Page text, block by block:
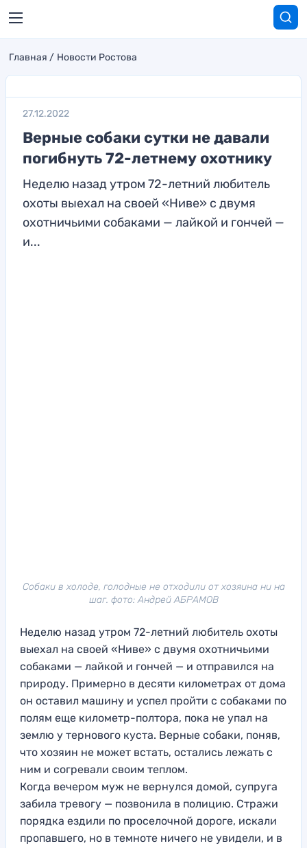
Главная Новости Ростова
27.12.2022
Верные собаки сутки не давали
погибнуть 72-летнему охотнику
Неделю назад утром 72-летний любитель
охоты выехал на своей «Ниве» с двумя
охотничьими собаками — лайкой и гончей —
и...
Собаки в холоде, голодные не отходили от хозяина ни на
шаг. фото: Андрей АБРАМОВ
Неделю назад утром 72-летний любитель охоты
выехал на своей «Ниве» с двумя охотничьими
собаками — лайкой и гончей — и отправился на
природу. Примерно в десяти километрах от дома
он оставил машину и успел пройти с собаками по
полям еще километр-полтора, пока не упал на
землю у тернового куста. Верные собаки, поняв,
что хозяин не может встать, остались лежать с
ним и согревали своим теплом.
Когда вечером муж не вернулся домой, супруга
забила тревогу — позвонила в полицию. Стражи
порядка ездили по проселочной дороге, искали
пропавшего, но в темноте ничего не увидели, и в